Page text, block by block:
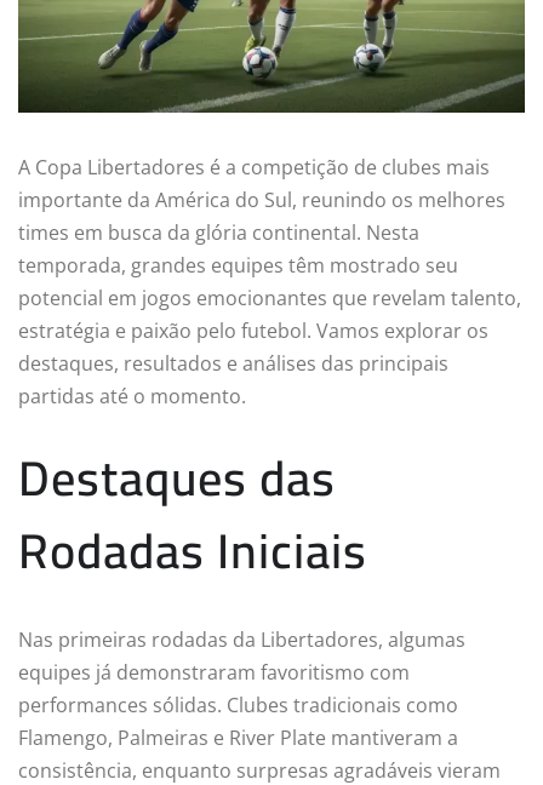
A Copa Libertadores é a competição de clubes mais
importante da América do Sul, reunindo os melhores
times em busca da glória continental. Nesta
temporada, grandes equipes têm mostrado seu
potencial em jogos emocionantes que revelam talento,
estratégia e paixão pelo futebol. Vamos explorar os
destaques, resultados e análises das principais
partidas até o momento.
Destaques das
Rodadas Iniciais
Nas primeiras rodadas da Libertadores, algumas
equipes já demonstraram favoritismo com
performances sólidas. Clubes tradicionais como
Flamengo, Palmeiras e River Plate mantiveram a
consistência, enquanto surpresas agradáveis vieram